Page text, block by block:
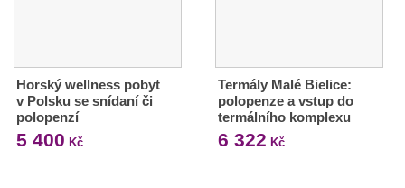
Horský wellness pobyt
v Polsku se snídaní či
polopenzí
5 400 Kč
Termály Malé Bielice:
polopenze a vstup do
termálního komplexu
6 322 Kč